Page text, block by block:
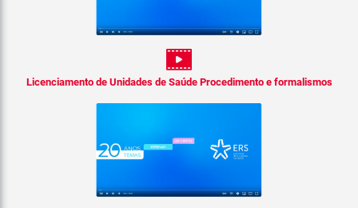
Licenciamento de Unidades de Saúde Procedimento e formalismos